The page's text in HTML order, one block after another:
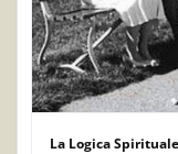
La Logica